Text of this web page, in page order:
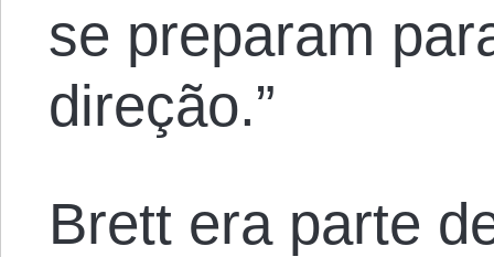
se preparam
direção.”
Brett era parte